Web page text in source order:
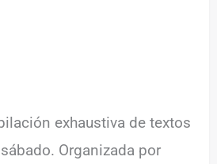
exhaustiva de textos
Organizada por